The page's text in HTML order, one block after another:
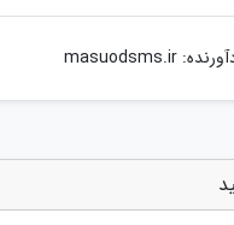
masuodsms.ir